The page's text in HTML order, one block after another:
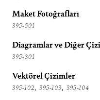
Maket Fotoğrafları
395-501
Diagramlar ve Diğer
395-301
Vektörel Çizimler
395-102, 395-103, 395-104